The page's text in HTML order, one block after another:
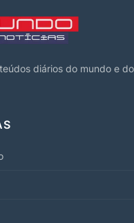
diários do mundo e